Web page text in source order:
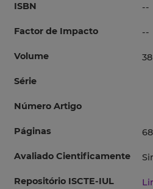
ISBN
--
Factor de Impacto --
Volume 38
Série
Número Artigo
Páginas
Avaliado Cientificamente
Repositório ISCTE-IUL